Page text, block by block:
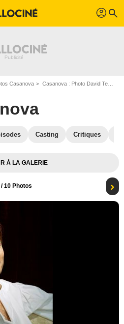
profil search
Casanova Casanova : Photo David Tennant
Casting Critiques
À LA GALERIE
10 Photos